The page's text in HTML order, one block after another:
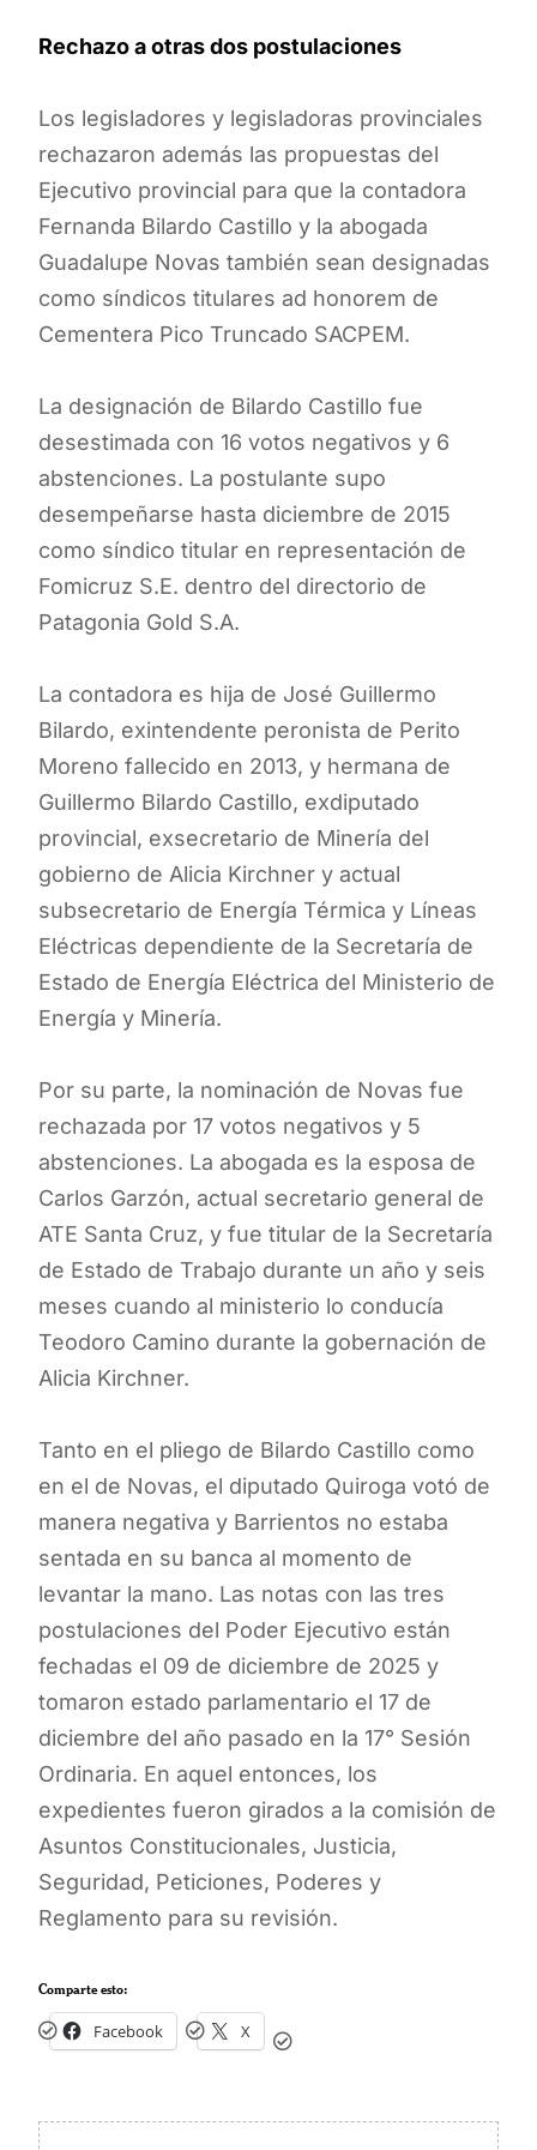
Rechazo a otras dos postulaciones
Los legisladores y legisladoras provinciales
rechazaron además las propuestas del
Ejecutivo provincial para que la contadora
Fernanda Bilardo Castillo y la abogada
Guadalupe Novas también sean designadas
como síndicos titulares ad honorem de
Cementera Pico Truncado SACPEM.
La designación de Bilardo Castillo fue
desestimada con 16 votos negativos y 6
abstenciones. La postulante supo
desempeñarse hasta diciembre de 2015
como síndico titular en representación de
Fomicruz S.E. dentro del directorio de
Patagonia Gold S.A.
La contadora es hija de José Guillermo
Bilardo, exintendente peronista de Perito
Moreno fallecido en 2013, y hermana de
Guillermo Bilardo Castillo, exdiputado
provincial, exsecretario de Minería del
gobierno de Alicia Kirchner y actual
subsecretario de Energía Térmica y Líneas
Eléctricas dependiente de la Secretaría de
Estado de Energía Eléctrica del Ministerio de
Energía y Minería.
Por su parte, la nominación de Novas fue
rechazada por 17 votos negativos y 5
abstenciones. La abogada es la esposa de
Carlos Garzón, actual secretario general de
ATE Santa Cruz, y fue titular de la Secretaría
de Estado de Trabajo durante un año y seis
meses cuando al ministerio lo conducía
Teodoro Camino durante la gobernación de
Alicia Kirchner.
Tanto en el pliego de Bilardo Castillo como
en el de Novas, el diputado Quiroga votó de
manera negativa y Barrientos no estaba
sentada en su banca al momento de
levantar la mano. Las notas con las tres
postulaciones del Poder Ejecutivo están
fechadas el 09 de diciembre de 2025 y
tomaron estado parlamentario el 17 de
diciembre del año pasado en la 17° Sesión
Ordinaria. En aquel entonces, los
expedientes fueron girados a la comisión de
Asuntos Constitucionales, Justicia,
Seguridad, Peticiones, Poderes y
Reglamento para su revisión.
Comparte esto:
Facebook X